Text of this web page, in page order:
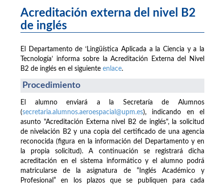
Acreditación externa del nivel B2
de inglés
El Departamento de ‘Lingüística Aplicada a la Ciencia y a la
Tecnología’ informa sobre la Acreditación Externa del Nivel
B2 de inglés en el siguiente enlace.
Procedimiento
El alumno enviará a la Secretaría de Alumnos
(secretaria.alumnos.aeroespacial@upm.es), indicando en el
asunto "Acreditación Externa nivel B2 de inglés", la solicitud
de nivelación B2 y una copia del certificado de una agencia
reconocida (figura en la información del Departamento y en
la propia solicitud). A continuación se registrará dicha
acreditación en el sistema informático y el alumno podrá
matricularse de la asignatura de “Inglés Académico y
Profesional” en los plazos que se publiquen para cada